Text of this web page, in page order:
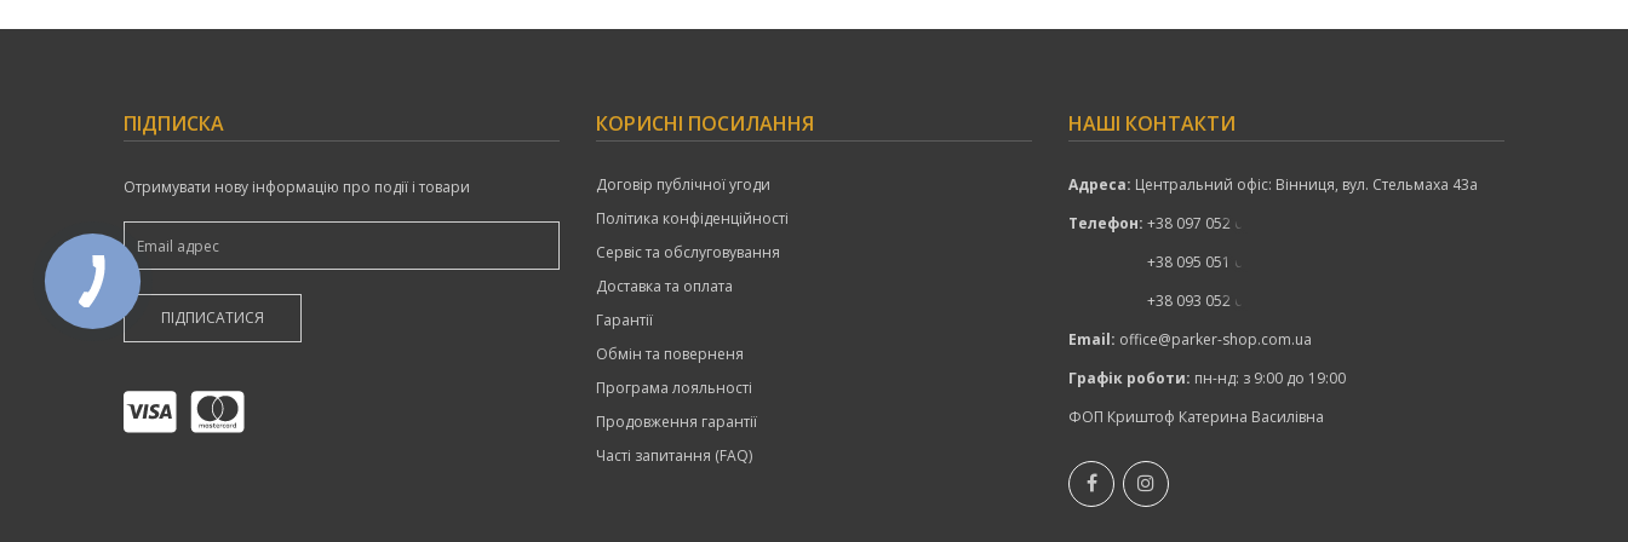
ПІДПИСКА
Отримувати нову інформацію про події і товари
КОРИСНІ ПОСИЛАННЯ
Договір публічної угоди
Політика конфіденційності
Сервіс та обслуговування
Доставка та оплата
Гарантії
Обмін та поверненя
Програма лояльності
Продовження гарантії
Часті запитання (FAQ)
НАШІ КОНТАКТИ
Адреса: Центральний офіс: Вінниця, вул. Стельмаха 43а
Телефон: +38 097 052 00 52
показати номер
+38 095 051 00 52
показати номер
+38 093 052 00 52
показати номер
Email: office@parker-shop.com.ua
Графік роботи: пн-нд: з 9:00 до 19:00
ФОП Криштоф Катерина Василівна